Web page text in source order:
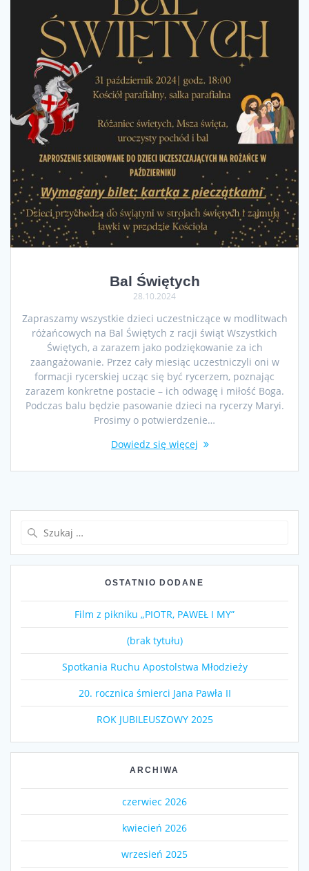
Bal Świętych
28.10.2024
Zapraszamy wszystkie dzieci uczestniczące w modlitwach
różańcowych na Bal Świętych z racji świąt Wszystkich
Świętych, a zarazem jako podziękowanie za ich
zaangażowanie. Przez cały miesiąc uczestniczyli oni w
formacji rycerskiej ucząc się być rycerzem, poznając
zarazem konkretne postacie – ich odwagę i miłość Boga.
Podczas balu będzie pasowanie dzieci na rycerzy Maryi.
Prosimy o potwierdzenie…
Dowiedz się więcej
OSTATNIO DODANE
Film z pikniku „PIOTR, PAWEŁ I MY”
(brak tytułu)
Spotkania Ruchu Apostolstwa Młodzieży
20. rocznica śmierci Jana Pawła II
ROK JUBILEUSZOWY 2025
ARCHIWA
czerwiec 2026
kwiecień 2026
wrzesień 2025